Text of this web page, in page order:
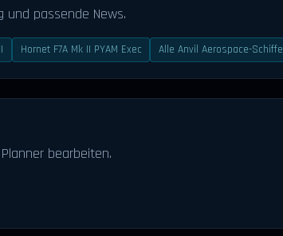
und passende News.
Hornet F7A Mk II PYAM Exec Alle Anvil Aerospace-Schiffe
bearbeiten.